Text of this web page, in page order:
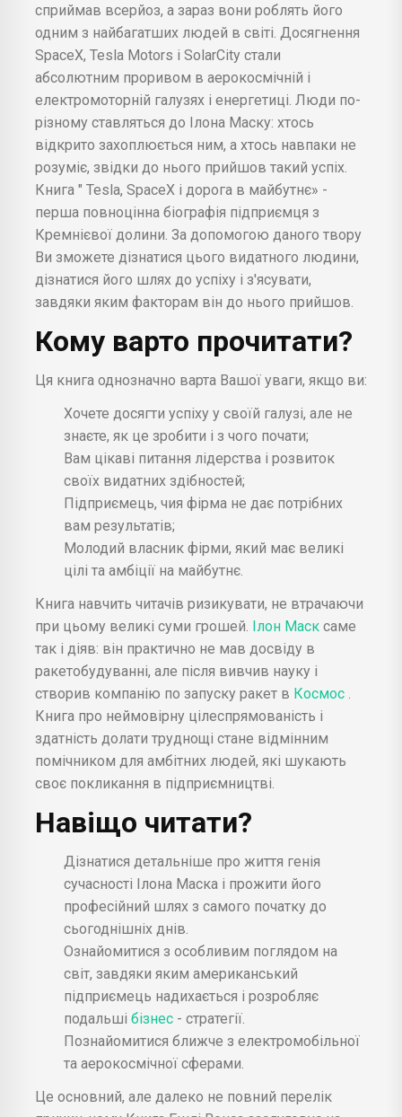
сприймав всерйоз, а зараз вони роблять його
одним з найбагатших людей в світі. Досягнення
SpaceX, Tesla Motors і SolarCity стали
абсолютним проривом в аерокосмічній і
електромоторній галузях і енергетиці. Люди по-
різному ставляться до Ілона Маску: хтось
відкрито захоплюється ним, а хтось навпаки не
розуміє, звідки до нього прийшов такий успіх.
Книга " Tesla, SpaceX і дорога в майбутнє» -
перша повноцінна біографія підприємця з
Кремнієвої долини. За допомогою даного твору
Ви зможете дізнатися цього видатного людини,
дізнатися його шлях до успіху і з'ясувати,
завдяки яким факторам він до нього прийшов.
Кому варто прочитати?
Ця книга однозначно варта Вашої уваги, якщо ви:
Хочете досягти успіху у своїй галузі, але не
знаєте, як це зробити і з чого почати;
Вам цікаві питання лідерства і розвиток
своїх видатних здібностей;
Підприємець, чия фірма не дає потрібних
вам результатів;
Молодий власник фірми, який має великі
цілі та амбіції на майбутнє.
Книга навчить читачів ризикувати, не втрачаючи
при цьому великі суми грошей. Ілон Маск саме
так і діяв: він практично не мав досвіду в
ракетобудуванні, але після вивчив науку і
створив компанію по запуску ракет в Космос
Книга про неймовірну цілеспрямованість і
здатність долати труднощі стане відмінним
помічником для амбітних людей, які шукають
своє покликання в підприємництві.
Навіщо читати?
Дізнатися детальніше про життя генія
сучасності Ілона Маска і прожити його
професійний шлях з самого початку до
сьогоднішніх днів.
Ознайомитися з особливим поглядом на
світ, завдяки яким американський
підприємець надихається і розробляє
подальші бізнес - стратегії.
Познайомитися ближче з електромобільної
та аерокосмічної сферами.
Це основний, але далеко не повний перелік